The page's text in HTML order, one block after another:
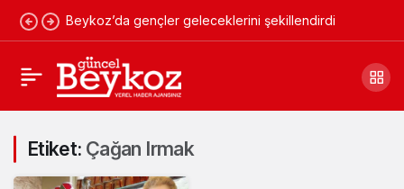
Beykoz’da gençler geleceklerini şekillendirdi
Etiket: Çağan Irmak